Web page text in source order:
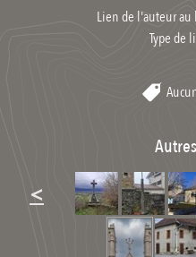
Lien de l'auteur
Type de
<